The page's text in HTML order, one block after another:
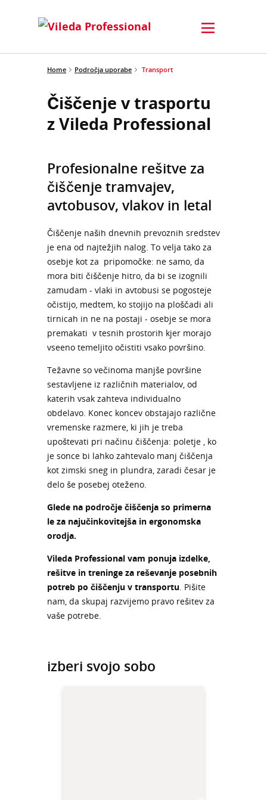
Home Področja uporabe Transport
Čiščenje v trasportu
z Vileda Professional
Profesionalne rešitve za
čiščenje tramvajev,
avtobusov, vlakov in letal
Čiščenje naših dnevnih prevoznih sredstev
je ena od najtežjih nalog. To velja tako za
osebje kot za pripomočke: ne samo, da
mora biti čiščenje hitro, da bi se izognili
zamudam - vlaki in avtobusi se pogosteje
očistijo, medtem, ko stojijo na ploščadi ali
tirnicah in ne na postaji - osebje se mora
premakati v tesnih prostorih kjer morajo
vseeno temeljito očistiti vsako površino.
Težavne so večinoma manjše površine
sestavljene iz različnih materialov, od
katerih vsak zahteva individualno
obdelavo. Konec koncev obstajajo različne
vremenske razmere, ki jih je treba
upoštevati pri načinu čiščenja: poletje , ko
je sonce bi lahko zahtevalo manj čiščenja
kot zimski sneg in plundra, zaradi česar je
delo še posebej oteženo.
Glede na področje čiščenja so primerna
le za najučinkovitejša in ergonomska
orodja.
Vileda Professional vam ponuja izdelke,
rešitve in treninge za reševanje posebnih
potreb po čiščenju v transportu . Pišite
nam, da skupaj razvijemo pravo rešitev za
vaše potrebe.
izberi svojo sobo